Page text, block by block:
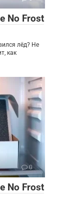
No Frost
лёд? Не
как
0
No Frost